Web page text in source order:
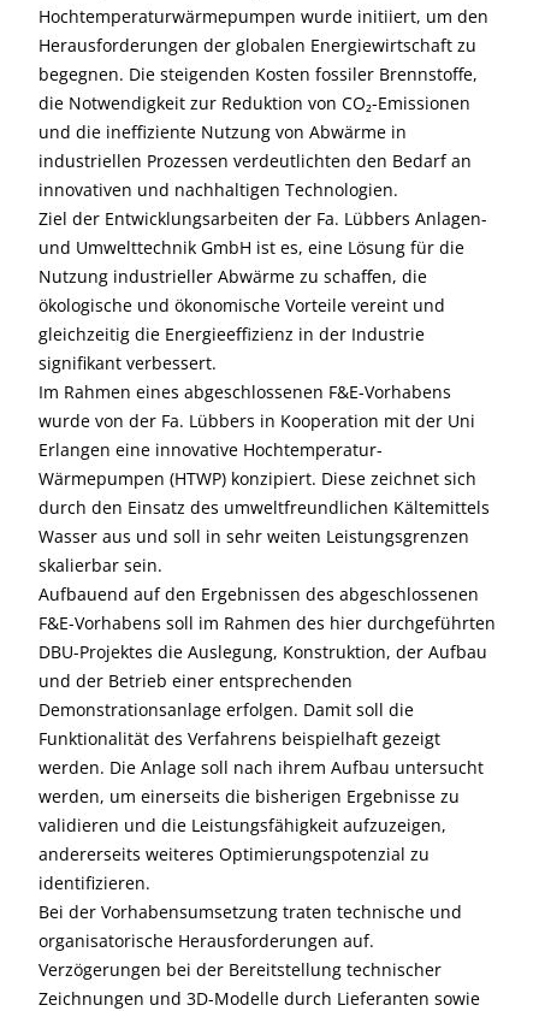
Hochtemperaturwärmepumpen wurde initiiert, um den
Herausforderungen der globalen Energiewirtschaft zu
begegnen. Die steigenden Kosten fossiler Brennstoffe,
die Notwendigkeit zur Reduktion von CO₂-Emissionen
und die ineffiziente Nutzung von Abwärme in
industriellen Prozessen verdeutlichten den Bedarf an
innovativen und nachhaltigen Technologien.
Ziel der Entwicklungsarbeiten der Fa. Lübbers Anlagen-
und Umwelttechnik GmbH ist es, eine Lösung für die
Nutzung industrieller Abwärme zu schaffen, die
ökologische und ökonomische Vorteile vereint und
gleichzeitig die Energieeffizienz in der Industrie
signifikant verbessert.
Im Rahmen eines abgeschlossenen F&E-Vorhabens
wurde von der Fa. Lübbers in Kooperation mit der Uni
Erlangen eine innovative Hochtemperatur-
Wärmepumpen (HTWP) konzipiert. Diese zeichnet sich
durch den Einsatz des umweltfreundlichen Kältemittels
Wasser aus und soll in sehr weiten Leistungsgrenzen
skalierbar sein.
Aufbauend auf den Ergebnissen des abgeschlossenen
F&E-Vorhabens soll im Rahmen des hier durchgeführten
DBU-Projektes die Auslegung, Konstruktion, der Aufbau
und der Betrieb einer entsprechenden
Demonstrationsanlage erfolgen. Damit soll die
Funktionalität des Verfahrens beispielhaft gezeigt
werden. Die Anlage soll nach ihrem Aufbau untersucht
werden, um einerseits die bisherigen Ergebnisse zu
validieren und die Leistungsfähigkeit aufzuzeigen,
andererseits weiteres Optimierungspotenzial zu
identifizieren.
Bei der Vorhabensumsetzung traten technische und
organisatorische Herausforderungen auf.
Verzögerungen bei der Bereitstellung technischer
Zeichnungen und 3D-Modelle durch Lieferanten sowie